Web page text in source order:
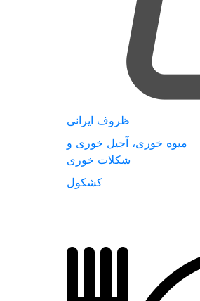
ظروف ایرانی
میوه خوری، آجیل خوری و
شکلات خوری
کشکول